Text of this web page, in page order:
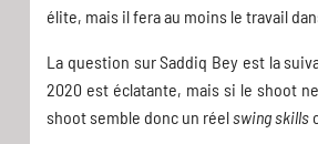
élite, mais il fera au moins le travail
La question sur Saddiq Bey est la
2020 est éclatante, mais si le shoot
shoot semble donc un réelswing skills